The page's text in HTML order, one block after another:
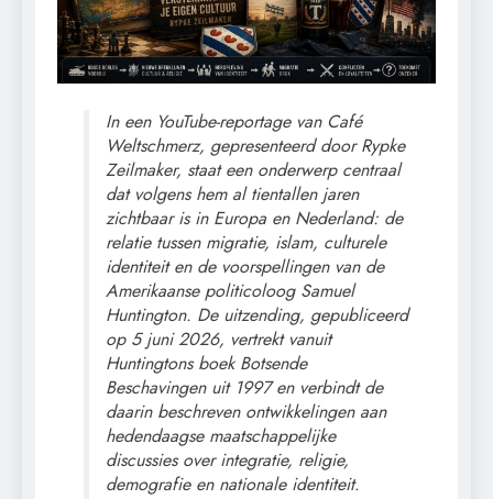
In een YouTube-reportage van Café
Weltschmerz, gepresenteerd door Rypke
Zeilmaker, staat een onderwerp centraal
dat volgens hem al tientallen jaren
zichtbaar is in Europa en Nederland: de
relatie tussen migratie, islam, culturele
identiteit en de voorspellingen van de
Amerikaanse politicoloog Samuel
Huntington. De uitzending, gepubliceerd
op 5 juni 2026, vertrekt vanuit
Huntingtons boek Botsende
Beschavingen uit 1997 en verbindt de
daarin beschreven ontwikkelingen aan
hedendaagse maatschappelijke
discussies over integratie, religie,
demografie en nationale identiteit.